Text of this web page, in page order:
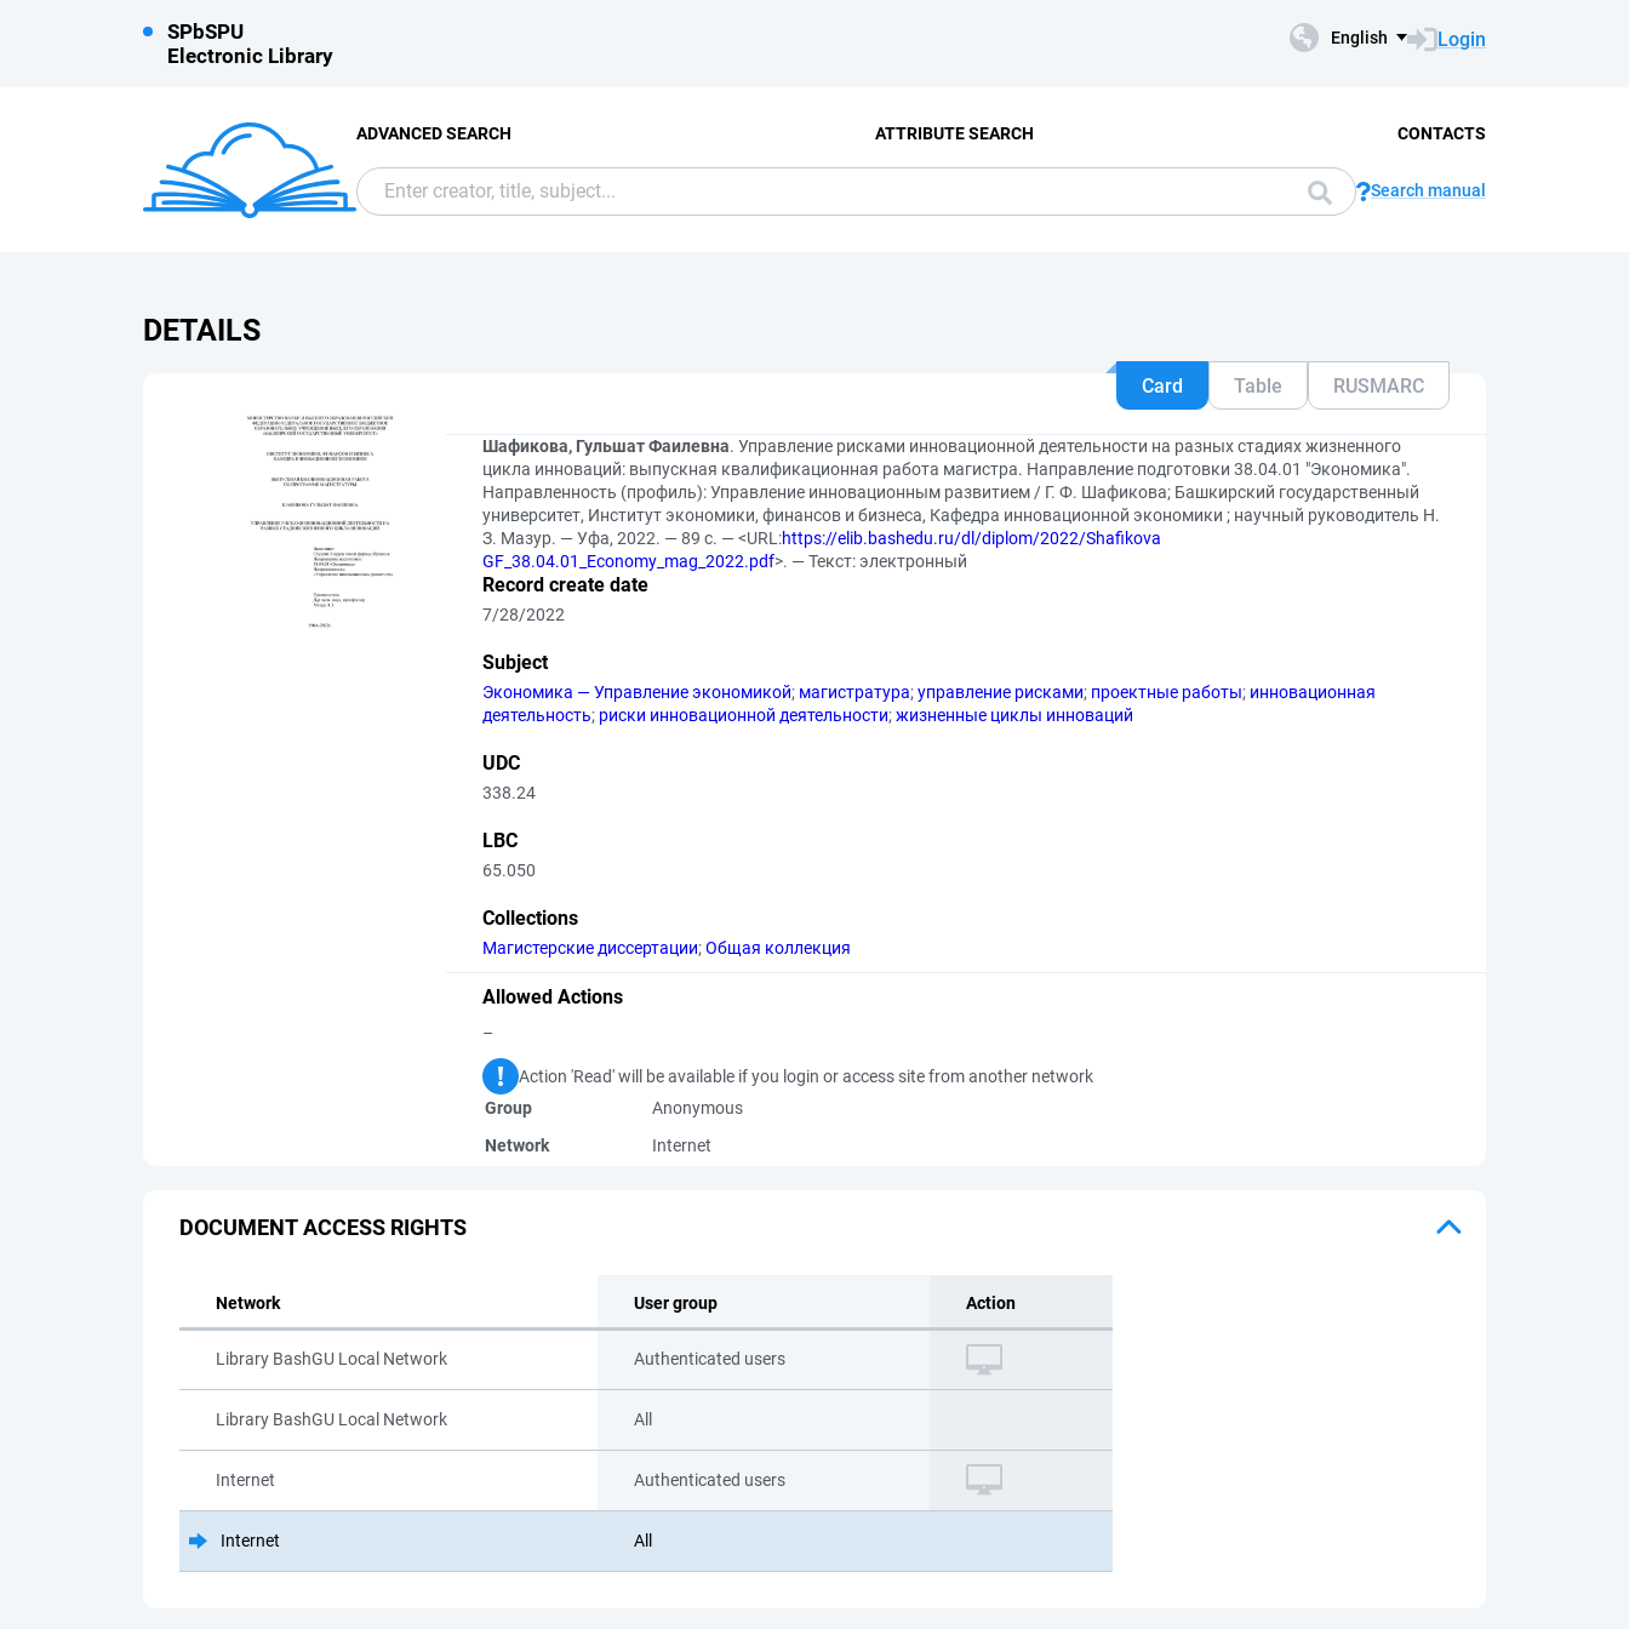
SPbSPU
Electronic Library
English Login
ADVANCED SEARCH ATTRIBUTE SEARCH CONTACTS
Search manual
DETAILS
Card Table RUSMARC
Шафикова, Гульшат Фаилевна. Управление рисками инновационной деятельности на разных стадиях жизненного
цикла инноваций: выпускная квалификационная работа магистра. Направление подготовки 38.04.01 "Экономика".
Направленность (профиль): Управление инновационным развитием / Г. Ф. Шафикова; Башкирский государственный
университет, Институт экономики, финансов и бизнеса, Кафедра инновационной экономики ; научный руководитель Н.
З. Мазур. — Уфа, 2022. — 89 с. — <URL:https://elib.bashedu.ru/dl/diplom/2022/Shafikova
GF_38.04.01_Economy_mag_2022.pdf>. — Текст: электронный
Record create date
7/28/2022
Subject
Экономика — Управление экономикой; магистратура;управление рисками; проектные работы; инновационная
деятельность; риски инновационной деятельности;жизненные циклы инноваций
UDC
338.24
LBC
65.050
Collections
Магистерские диссертации;Общая коллекция
Allowed Actions
–
Action 'Read' will be available if you login or access site from another network
Group
Anonymous
Network
Internet
DOCUMENT ACCESS RIGHTS
Network User group Action
Library BashGU Local Network Authenticated users
Library BashGU Local Network All
Internet Authenticated users
Internet All